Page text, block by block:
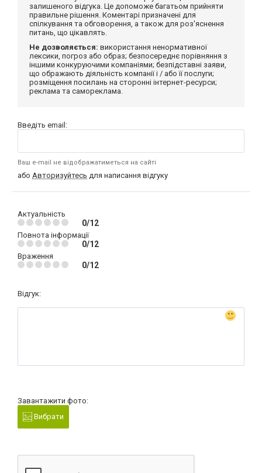
залишеного відгука. Це допоможе багатьом прийняти
правильне рішення. Коментарі призначені для
спілкування та обговорення, а також для роз'яснення
питань, що цікавлять.
Не дозволяється: використання ненормативної
лексики, погроз або образ; безпосереднє порівняння з
іншими конкуруючими компаніями; безпідставні заяви,
що ображають діяльність компанії і / або її послуги;
розміщення посилань на сторонні інтернет-ресурси;
реклама та самореклама.
Введіть email:
Ваш e-mail не відображатиметься на сайті
або Авторизуйтесь для написання відгуку
Актуальність
0/12
Повнота інформації
0/12
Враження
0/12
Відгук:
Завантажити фото:
Вибрати